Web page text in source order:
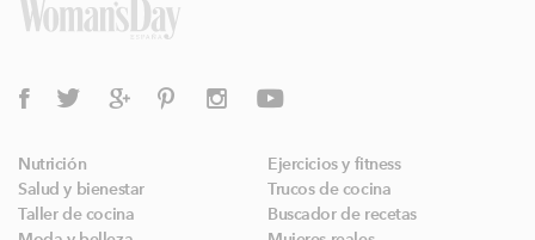
Nutrición
Ejercicios y fitness
Salud y bienestar
Trucos de cocina
Taller de cocina
Buscador de recetas